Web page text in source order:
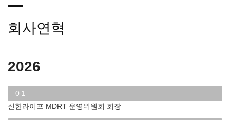
회사연혁
2026
01
신한라이프 MDRT 운영위원회 회장